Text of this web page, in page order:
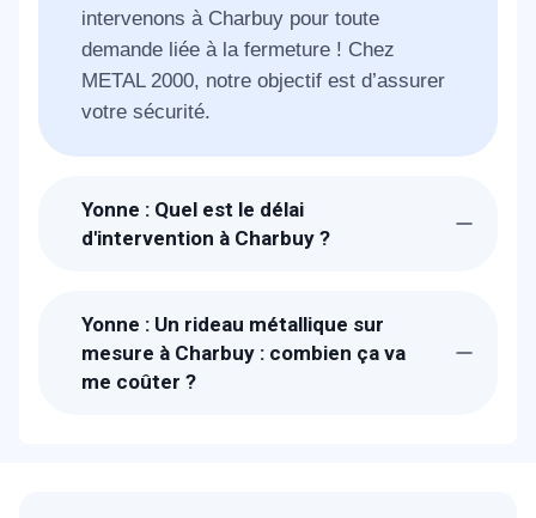
intervenons à Charbuy pour toute
demande liée à la fermeture ! Chez
METAL 2000, notre objectif est d’assurer
votre sécurité.
Yonne : Quel est le délai
d'intervention à Charbuy ?
Charbuy dans l'heure pour étudier avec
vous votre besoin. Pour les urgences, il
faut compter 30 min. 1 à 2 jours pour la
Yonne : Un rideau métallique sur
mesure à Charbuy : combien ça va
me coûter ?